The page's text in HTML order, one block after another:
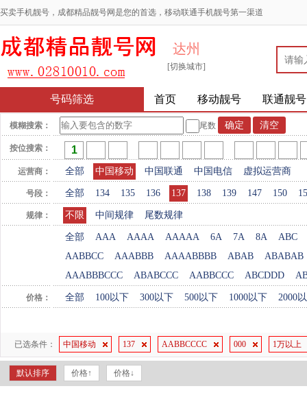
买卖手机靓号，成都精品靓号网是您的首选，移动联通手机靓号第一渠道
达州
[切换城市]
号码筛选 首页 移动靓号 联通靓号
模糊搜索： 尾数
按位搜索：
运营商： 全部 中国移动 中国联通 中国电信 虚拟运营商
号段： 全部 134 135 136 137 138 139 147 150
规律： 不限 中间规律 尾数规律
全部 AAA AAAA AAAAA 6A 7A 8A
ABC
AABBCC
AAABBB AAAABBBB ABAB
ABABAB
AAABBBCCC
ABABCCC AABBCCC ABCDDD
价格： 全部 100以下 300以下 500以下 1000以下 2000
已选条件： 中国移动 137 AABBCCCC 000 1万以上
默认排序 价格↑ 价格↓